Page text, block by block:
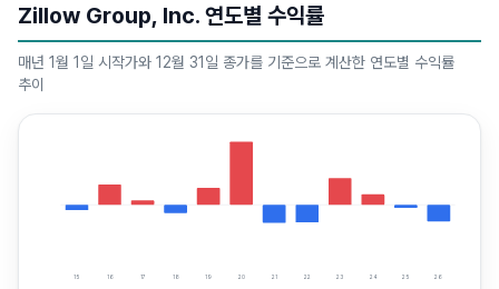
Zillow Group, Inc. 연도별 수익률
매년 1월 1일 시작가와 12월 31일 종가를 기준으로 계산한 연도별 수익률
추이
15 16 17 18 19 20 21 22 23 24 25 26